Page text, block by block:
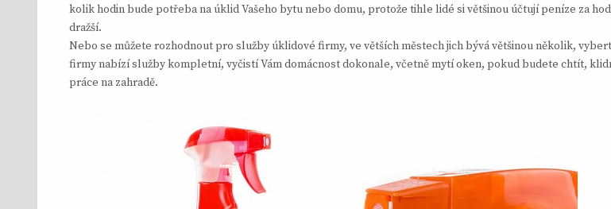
kolik hodin bude potřeba na úklid Vašeho bytu nebo domu, protože tihle lidé si většinou účtují peníze za
dražší.
Nebo se můžete rozhodnout pro služby úklidové firmy, ve větších městech jich bývá většinou několik,
firmy nabízí služby kompletní, vyčistí Vám domácnost dokonale, včetně mytí oken, pokud budete chtít,
práce na zahradě.